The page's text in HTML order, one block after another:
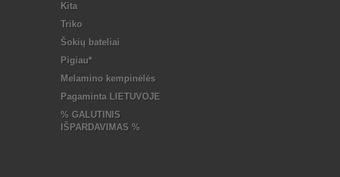
Kita
Triko
Šokių bateliai
Pigiau*
Melamino kempinėlės
Pagaminta LIETUVOJE
% GALUTINIS
IŠPARDAVIMAS %